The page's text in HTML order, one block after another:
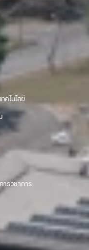
คโนโลยี
รวิชาการ